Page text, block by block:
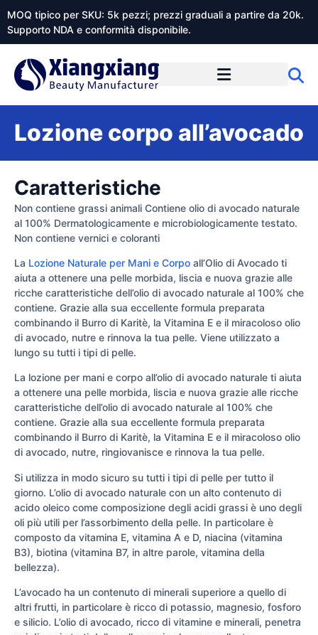
MOQ tipico per SKU: 5k pezzi; prezzi graduali a partire da 20k.
Supporto NDA e conformità disponibile.
Lozione corpo all’avocado
Caratteristiche
Non contiene grassi animali Contiene olio di avocado naturale
al 100% Dermatologicamente e microbiologicamente testato.
Non contiene vernici e coloranti
La Lozione Naturale per Mani e Corpo all’Olio di Avocado ti
aiuta a ottenere una pelle morbida, liscia e nuova grazie alle
ricche caratteristiche dell’olio di avocado naturale al 100% che
contiene. Grazie alla sua eccellente formula preparata
combinando il Burro di Karitè, la Vitamina E e il miracoloso olio
di avocado, nutre e rinnova la tua pelle. Viene utilizzato a
lungo su tutti i tipi di pelle.
La lozione per mani e corpo all’olio di avocado naturale ti aiuta
a ottenere una pelle morbida, liscia e nuova grazie alle ricche
caratteristiche dell’olio di avocado naturale al 100% che
contiene. Grazie alla sua eccellente formula preparata
combinando il Burro di Karitè, la Vitamina E e il miracoloso olio
di avocado, nutre, ringiovanisce e rinnova la tua pelle.
Si utilizza in modo sicuro su tutti i tipi di pelle per tutto il
giorno. L’olio di avocado naturale con un alto contenuto di
acido oleico come composizione degli acidi grassi è uno degli
oli più utili per l’assorbimento della pelle. In particolare è
composto da vitamina E, vitamina A e D, niacina (vitamina
B3), biotina (vitamina B7, in altre parole, vitamina della
bellezza).
L’avocado ha un contenuto di minerali superiore a quello di
altri frutti, in particolare è ricco di potassio, magnesio, fosforo
e silicio. L’olio di avocado, ricco di vitamine e minerali, penetra